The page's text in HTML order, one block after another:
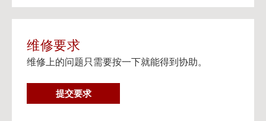
Gateway apartments 将在(UHR)住房续约程序中可
用。
流媒体服务
在个人设备上观看流媒体电视
邮寄信息以及楼宇地址
维修要求
维修上的问题只需要按一下就能得到协助。
提交要求维
修